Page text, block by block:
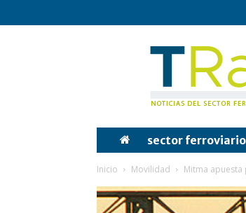
Tren
sector ferroviario
Inicio Movilidad Mitma apuesta